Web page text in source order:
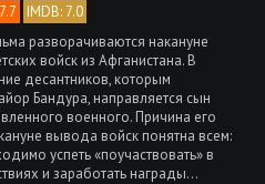
IMDB: 7.0
разворачиваются накануне
войск из Афганистана. В
десантников, которым
Бандура, направляется сын
военного. Причина его
вывода войск понятна всем:
успеть «поучаствовать» в
и заработать награды...